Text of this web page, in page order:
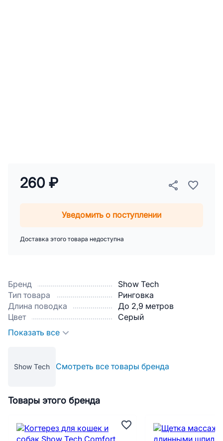
Бренд
Show Tech
Тип товара
Ринговка
Длина поводка
До 2,9 метров
Цвет
Серый
Показать все
Show Tech Смотреть все товары бренда
260 ₽
Уведомить о поступлении
Доставка этого товара недоступна
Товары этого бренда